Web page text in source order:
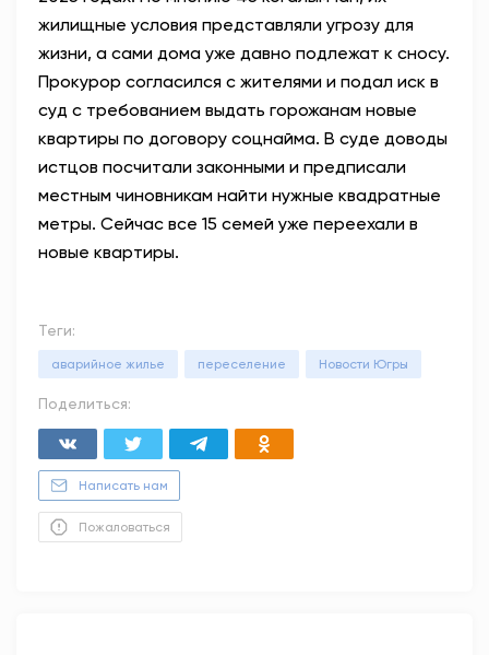
жилищные условия представляли угрозу для
жизни, а сами дома уже давно подлежат к сносу.
Прокурор согласился с жителями и подал иск в
суд с требованием выдать горожанам новые
квартиры по договору соцнайма. В суде доводы
истцов посчитали законными и предписали
местным чиновникам найти нужные квадратные
метры. Сейчас все 15 семей уже переехали в
новые квартиры.
Теги:
аварийное жилье переселение Новости Югры
Поделиться:
Написать нам
Пожаловаться